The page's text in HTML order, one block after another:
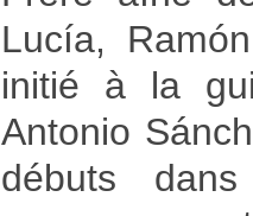
Lucía,
initié à la
Antonio
débuts